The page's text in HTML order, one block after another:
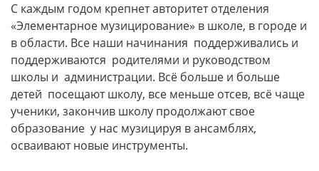
С каждым годом крепнет авторитет отделения
«Элементарное музицирование» в школе, в городе и
в области. Все наши начинания поддерживались и
поддерживаются родителями и руководством
школы и администрации. Всё больше и больше
детей посещают школу, все меньше отсев, всё чаще
ученики, закончив школу продолжают свое
образование у нас музицируя в ансамблях,
осваивают новые инструменты.